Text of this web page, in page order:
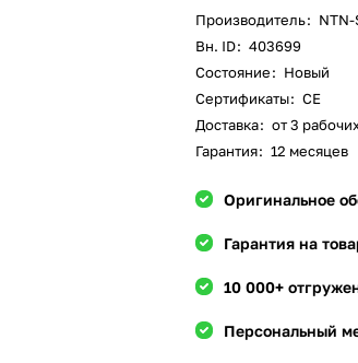
Производитель: NTN-
Вн. ID: 403699
Состояние: Новый
Сертификаты: CE
Доставка: от 3
Гарантия: 12 месяцев
Оригинальное
Гарантия на
10 000+
Персональный